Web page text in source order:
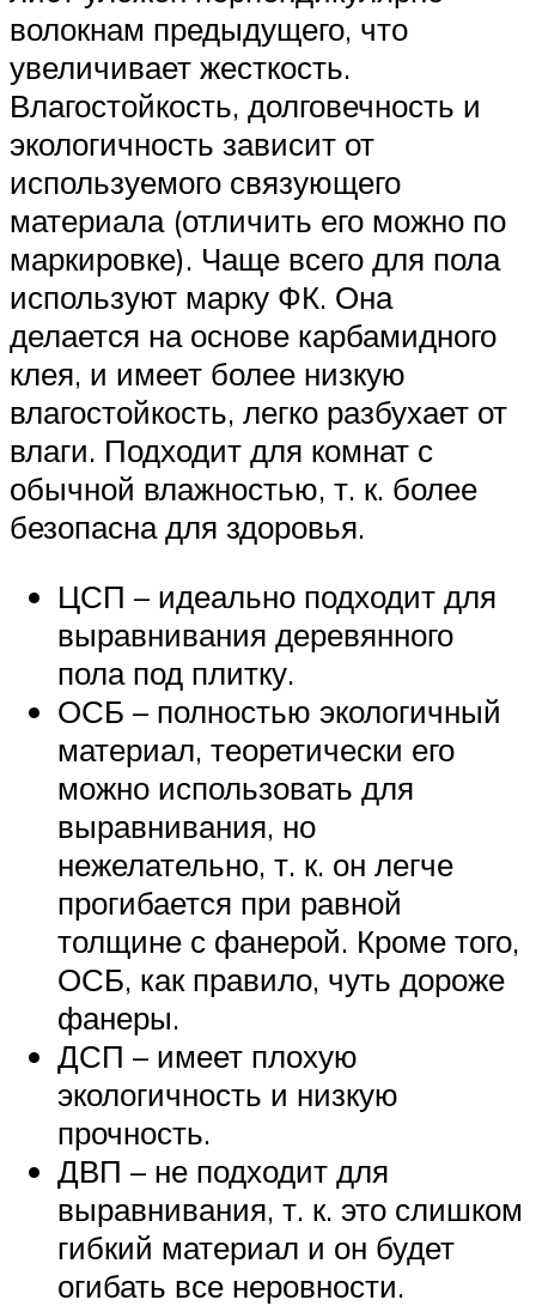
волокнам предыдущего, что
увеличивает жесткость.
Влагостойкость, долговечность и
экологичность зависит от
используемого связующего
материала (отличить его можно по
маркировке). Чаще всего для пола
используют марку ФК. Она
делается на основе карбамидного
клея, и имеет более низкую
влагостойкость, легко разбухает от
влаги. Подходит для комнат с
обычной влажностью, т. к. более
безопасна для здоровья.
ЦСП – идеально подходит для
выравнивания деревянного
пола под плитку.
ОСБ – полностью экологичный
материал, теоретически его
можно использовать для
выравнивания, но
нежелательно, т. к. он легче
прогибается при равной
толщине с фанерой. Кроме того,
ОСБ, как правило, чуть дороже
фанеры.
ДСП – имеет плохую
экологичность и низкую
прочность.
ДВП – не подходит для
выравнивания, т. к. это слишком
гибкий материал и он будет
огибать все неровности.